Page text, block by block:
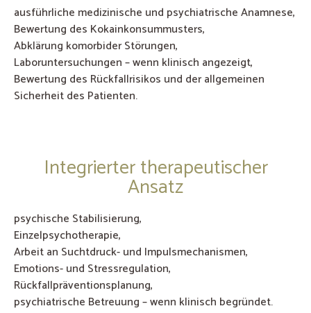
ausführliche medizinische und psychiatrische Anamnese,
Bewertung des Kokainkonsummusters,
Abklärung komorbider Störungen,
Laboruntersuchungen – wenn klinisch angezeigt,
Bewertung des Rückfallrisikos und der allgemeinen
Sicherheit des Patienten.
Integrierter therapeutischer
Ansatz
psychische Stabilisierung,
Einzelpsychotherapie,
Arbeit an Suchtdruck- und Impulsmechanismen,
Emotions- und Stressregulation,
Rückfallpräventionsplanung,
psychiatrische Betreuung – wenn klinisch begründet.